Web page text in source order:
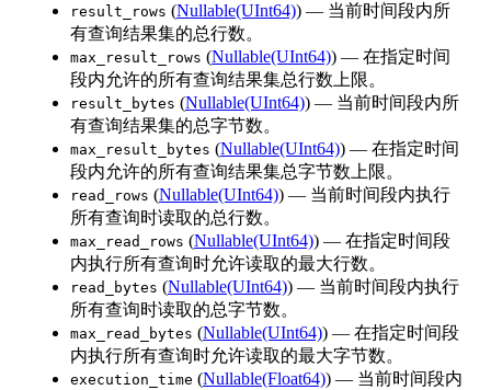
result_rows (Nullable(UInt64)) — 当前时间段内所
有查询结果集的总行数。
max_result_rows (Nullable(UInt64)) — 在指定时间
段内允许的所有查询结果集总行数上限。
result_bytes (Nullable(UInt64)) — 当前时间段内所
有查询结果集的总字节数。
max_result_bytes (Nullable(UInt64)) — 在指定时间
段内允许的所有查询结果集总字节数上限。
read_rows (Nullable(UInt64)) — 当前时间段内执行
所有查询时读取的总行数。
max_read_rows (Nullable(UInt64)) — 在指定时间段
内执行所有查询时允许读取的最大行数。
read_bytes (Nullable(UInt64)) — 当前时间段内执行
所有查询时读取的总字节数。
max_read_bytes (Nullable(UInt64)) — 在指定时间段
内执行所有查询时允许读取的最大字节数。
execution_time (Nullable(Float64)) — 当前时间段内